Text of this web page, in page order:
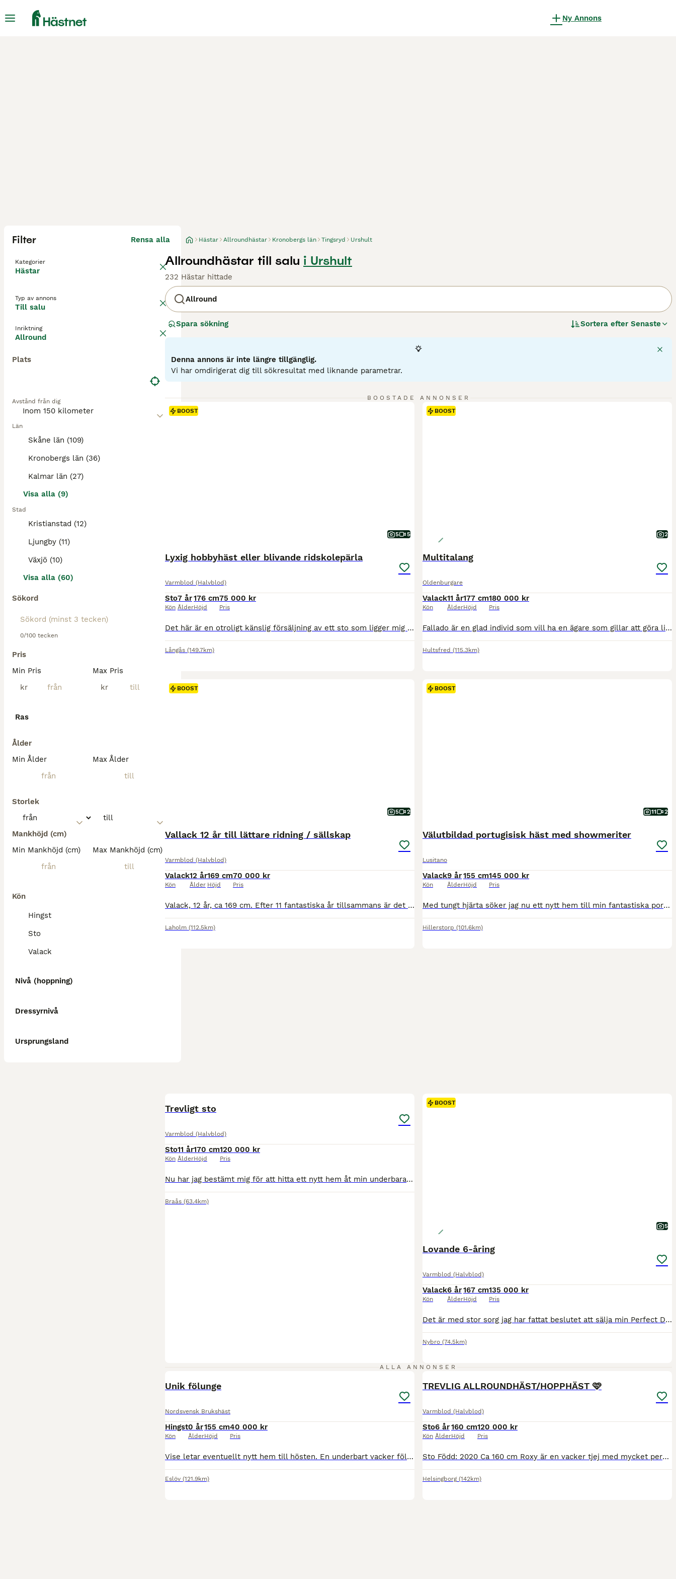
Ny Annons
Filter Rensa alla
Kategorier
Hästar
Typ av annons
Till salu
Inriktning
Allround
Plats
Avstånd från dig
Län
Skåne län (109)
Kronobergs län (36)
Kalmar län (27)
Visa alla (9)
Stad
Kristianstad (12)
Ljungby (11)
Växjö (10)
Visa alla (60)
Sökord
0/100 tecken
Pris
Min Pris
kr
Max Pris
kr
Ras
Ålder
Min Ålder
Max Ålder
Storlek
Mankhöjd (cm)
Min Mankhöjd (cm)
Max Mankhöjd (cm)
Kön
Hingst
Sto
Valack
Nivå (hoppning)
Dressyrnivå
Ursprungsland
Hästar Allroundhästar Kronobergs län Tingsryd Urshult
Allroundhästar till salu i Urshult
232 Hästar hittade
Allround
Spara sökning Sortera efter Senaste
Denna annons är inte längre tillgänglig.
Vi har omdirigerat dig till sökresultat med liknande parametrar.
BOOSTADE ANNONSER
BOOST
5 5
Lyxig hobbyhäst eller blivande ridskolepärla
Varmblod (Halvblod)
Sto
Kön
7 år
Ålder
176 cm
Höjd
75 000 kr
Pris
Det här är en otroligt känslig försäljning av ett sto som ligger mig väldigt varmt om hjärtat. Jag har ägt henne sedan hon var 3 år gammal, men på grund av att tiden inte räcker till nu när jag har ett litet barn har jag tagit det tunga beslutet att hitta hennes nästa hem. Temperament & Ridning Clara är en fantastisk tjej som passar perfekt som en lyxig hobbyhäst eller ti
Långås (149.7km)
BOOST
2
Multitalang
Oldenburgare
Valack
Kön
11 år
Ålder
177 cm
Höjd
180 000 kr
Pris
Fallado är en glad individ som vill ha en ägare som gillar att göra lite av varje. Dressyrstammad med super bra gång. Fallado älskar att hoppa och rida ut i skogen. När arbetet är varierat fungerar han som bäst. En häst med mycket utväxling och blod så är ingen nybörjar häst. Gillar att tävla och åka runt på träning så är han mycket nöjd. Vill gå med andra hästar i hagen
Hultsfred (115.3km)
BOOST
5 2
Vallack 12 år till lättare ridning / sällskap
Varmblod (Halvblod)
Valack
Kön
12 år
Ålder
169 cm
Höjd
70 000 kr
Pris
Valack, 12 år, ca 169 cm. Efter 11 fantastiska år tillsammans är det dags för min hjärtehäst att hitta ett nytt hem. Jag har haft honom sedan han var ett år gammal och säljer honom enbart på grund av tidsbrist. Han har sedan i maj gått på bete och blivit lite väl rund om magen, så nya ägaren får räkna med att sätta igång honom igen. Innan dess har han varit i regelbunden
Laholm (112.5km)
BOOST
11 2
Välutbildad portugisisk häst med showmeriter
Lusitano
Valack
Kön
9 år
Ålder
155 cm
Höjd
145 000 kr
Pris
Med tungt hjärta söker jag nu ett nytt hem till min fantastiska portugisiska häst Nilton, 9 år (ONC-pass). Nilton är en mycket välutbildad häst med stor personlighet, energi och arbetsglädje. Han är modig och inte lättskrämd. Han är lätt för hjälperna och mycket responsiv, vilket gör att han uppskattar en mjuk, erfaren och välbalanserad ryttare. Hans fina utbildning och k
Hillerstorp (101.6km)
Trevligt sto
Varmblod (Halvblod)
Sto
Kön
11 år
Ålder
170 cm
Höjd
120 000 kr
Pris
Nu har jag bestämt mig för att hitta ett nytt hem åt min underbara häst Elly. Elly är ett 11 årigt sto e: Hiphop- ue: Stanford. Elly är en trevlig välriden tjej som tidigare tävlat upp till 130 hoppning. Mindre tävlad senare åren upp till 110. Hon är en häst som passar till mycket och finns absolut potential att kunna bli en fin dressyrhäst. Söker en ryttare som vill ha ro
Braås (63.4km)
BOOST
5
Lovande 6-åring
Varmblod (Halvblod)
Valack
Kön
6 år
Ålder
167 cm
Höjd
135 000 kr
Pris
Det är med stor sorg jag har fattat beslutet att sälja min Perfect Dream. Valack född 2020, ca 167 cm i mankhöjd. Svensk halvblod e. Benetton Dream FRH ue. Daytona VDL (ex Wolters) Fullt igång och träna regelbundet för dressyrtränare, varit på några hoppträningar. Hoppar banor på 80 cm och visar kapacitet för mer. Har varit på pay and jump med goda resultat. Han har
Nybro (74.5km)
ALLA ANNONSER
Unik fölunge
Nordsvensk Brukshäst
Hingst
Kön
0 år
Ålder
155 cm
Höjd
40 000 kr
Pris
Vise letar eventuellt nytt hem till hösten. En underbart vacker fölunge med sin läckra gulbruna färg! För den som vill ha en hingst att visa fram som 3 åring ser han lovande ut med sitt fina uttryck
Eslöv (121.9km)
TREVLIG ALLROUNDHÄST/HOPPHÄST 🩷
Varmblod (Halvblod)
Sto
Kön
6 år
Ålder
160 cm
Höjd
120 000 kr
Pris
Sto Född: 2020 Ca 160 cm Roxy är en vacker tjej med mycket personlighet. Hon är väldigt söt och har en härlig uppsyn. Roxy är snäll och trygg av sig. Hon är välriden på marken och kan de flesta sk
Helsingborg (142km)